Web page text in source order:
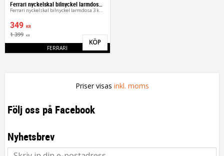
Ferrari nyckelskal bilnyckel larmdosa 3 knappar
349 KR
1 399 KR
FERRARI Lägg till i favoriter
KÖP
Priser visas inkl. moms
Följ oss på Facebook
Nyhetsbrev